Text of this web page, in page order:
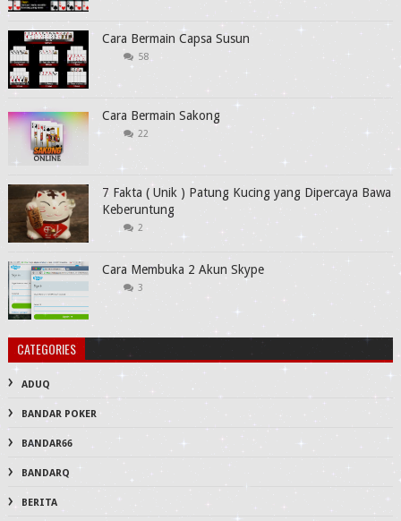
Cara Bermain Capsa Susun
58
Cara Bermain Sakong
22
7 Fakta ( Unik ) Patung Kucing yang Dipercaya Bawa
Keberuntung
2
Cara Membuka 2 Akun Skype
3
CATEGORIES
ADUQ
BANDAR POKER
BANDAR66
BANDARQ
BERITA